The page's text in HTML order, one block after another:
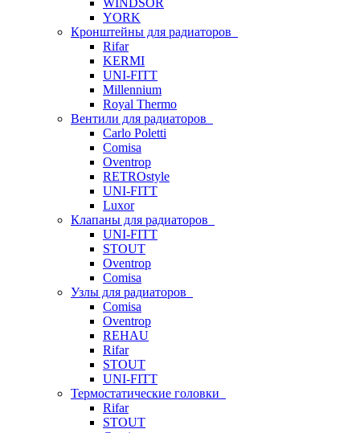
WINDSOR
YORK
Кронштейны для радиаторов
Rifar
KERMI
UNI-FITT
Millennium
Royal Thermo
Вентили для радиаторов
Carlo Poletti
Comisa
Oventrop
RETROstyle
UNI-FITT
Luxor
Клапаны для радиаторов
UNI-FITT
STOUT
Oventrop
Comisa
Узлы для радиаторов
Comisa
Oventrop
REHAU
Rifar
STOUT
UNI-FITT
Термостатические головки
Rifar
STOUT